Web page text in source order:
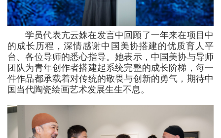
学员代表亢云姝在发言中回顾了一年来在项目中
的成长历程，深情感谢中国美协搭建的优质育人平
台、各位导师的悉心指导。她表示，中国美协与导师
团队为青年创作者搭建起系统完整的成长阶梯，每一
件作品都承载着对传统的敬畏与创新的勇气，期待中
国当代陶瓷绘画艺术发展生生不息。